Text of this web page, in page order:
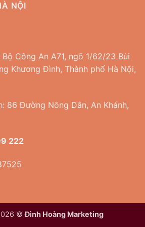
NỘI
Công An A71, ngõ 1/62/23 Bùi
Khương Đình, Thành phố Hà Nội,
86 Đường Nông Dân, An Khánh,
222
©Đình Hoàng Marketing